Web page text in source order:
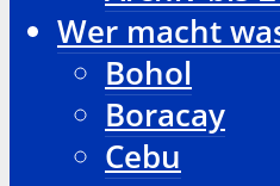
Wer macht
Bohol
Boracay
Cebu